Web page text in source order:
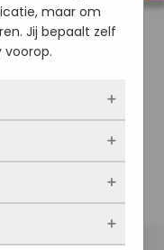
maar om
Jij bepaalt zelf
voorop.
de website
actief en
worden
zoals
of je
onze site
vandaan
zijn. Zo